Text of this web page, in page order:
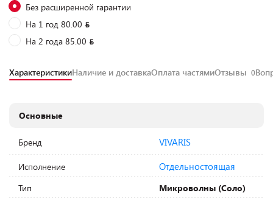
Без расширенной гарантии
На 1 год 80.00
На 2 года 85.00
ХарактеристикиНаличие и доставкаОплата частямиОтзывы 0
Основные
Бренд VIVARIS
Исполнение Отдельностоящая
Тип
Микроволны (Соло)